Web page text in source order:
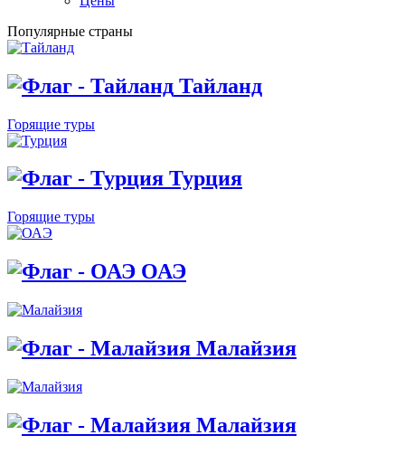
Популярные страны
Тайланд
Горящие туры
Турция
Горящие туры
ОАЭ
Малайзия
Малайзия